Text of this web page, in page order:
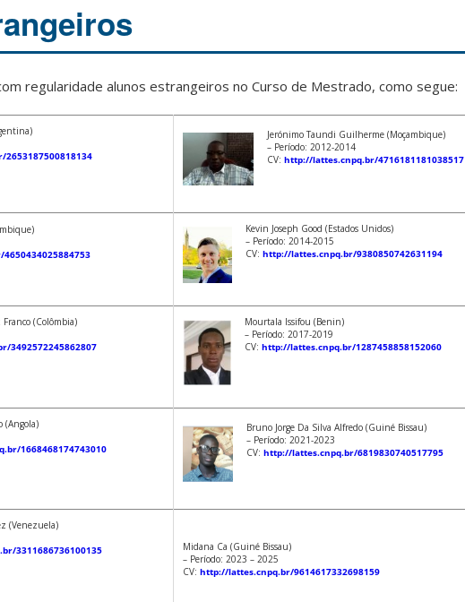
regularidade alunos estrangeiros no Curso de Mestrado, como segue:
Jerónimo Taundi Guilherme (Moçambique)
– Período: 2012-2014
CV: http://lattes.cnpq.br/4716181181038517
Kevin Joseph Good (Estados Unidos)
– Período: 2014-2015
CV: http://lattes.cnpq.br/9380850742631194
(Colômbia)
3492572245862807
Mourtala Issifou (Benin)
– Período: 2017-2019
CV: http://lattes.cnpq.br/1287458858152060
(Angola)
1668468174743010
Bruno Jorge Da Silva Alfredo (Guiné Bissau)
– Período: 2021-2023
CV: http://lattes.cnpq.br/6819830740517795
(Venezuela)
3311686736100135
Midana Ca (Guiné Bissau)
– Período: 2023 – 2025
CV: http://lattes.cnpq.br/9614617332698159